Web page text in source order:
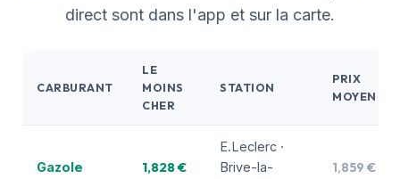
direct sont dans l'app et sur la carte.
CARBURANT
LE
MOINS
CHER
STATION
PRIX
MOYEN
Gazole 1,828 €
E.Leclerc ·
Brive-la-
1,859 €